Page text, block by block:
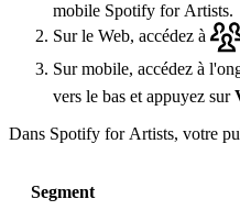
mobile Spotify for Artists.
Sur le Web, accédez à
Sur mobile, accédez à
vers le bas et appuyez sur
Dans Spotify for Artists, votre
Segment